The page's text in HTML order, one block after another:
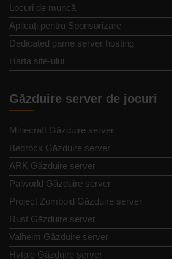
Locuri de muncă
Aplicați pentru Sponsorizare
Dedicated game server hosting
Harta site-ului
Găzduire server de jocuri
Minecraft Găzduire server
Bedrock Găzduire server
ARK Găzduire server
Palworld Găzduire server
Project Zomboid Găzduire server
Rust Găzduire server
Valheim Găzduire server
Hytale Găzduire server